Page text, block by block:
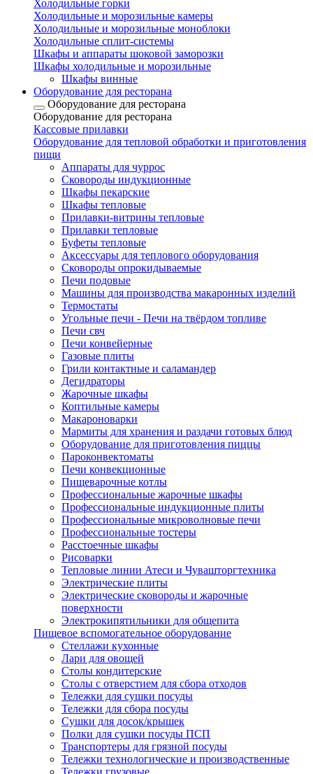
Холодильные горки
Холодильные и морозильные камеры
Холодильные и морозильные моноблоки
Холодильные сплит-системы
Шкафы и аппараты шоковой заморозки
Шкафы холодильные и морозильные
Шкафы винные
Оборудование для ресторана
Оборудование для ресторана
Оборудование для ресторана
Кассовые прилавки
Оборудование для тепловой обработки и приготовления
пищи
Аппараты для чуррос
Сковороды индукционные
Шкафы пекарские
Шкафы тепловые
Прилавки-витрины тепловые
Прилавки тепловые
Буфеты тепловые
Аксессуары для теплового оборудования
Сковороды опрокидываемые
Печи подовые
Машины для производства макаронных изделий
Термостаты
Угольные печи - Печи на твёрдом топливе
Печи свч
Печи конвейерные
Газовые плиты
Грили контактные и саламандер
Дегидраторы
Жарочные шкафы
Коптильные камеры
Макароноварки
Мармиты для хранения и раздачи готовых блюд
Оборудование для приготовления пиццы
Пароконвектоматы
Печи конвекционные
Пищеварочные котлы
Профессиональные жарочные шкафы
Профессиональные индукционные плиты
Профессиональные микроволновые печи
Профессиональные тостеры
Расстоечные шкафы
Рисоварки
Тепловые линии Атеси и Чувашторгтехника
Электрические плиты
Электрические сковороды и жарочные
поверхности
Электрокипятильники для общепита
Пищевое вспомогательное оборудование
Стеллажи кухонные
Лари для овощей
Столы кондитерские
Столы с отверстием для сбора отходов
Тележки для сушки посуды
Тележки для сбора посуды
Сушки для досок/крышек
Полки для сушки посуды ПСП
Транспортеры для грязной посуды
Тележки технологические и производственные
Тележки грузовые